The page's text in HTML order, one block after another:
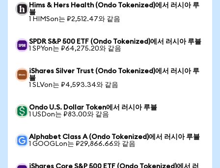
Hims & Hers Health (Ondo Tokenized)에서 러시아 루
블
1 HIMSon는 ₽2,512.47와 같음
SPDR S&P 500 ETF (Ondo Tokenized)에서 러시아 루블
1 SPYon는 ₽64,275.20와 같음
iShares Silver Trust (Ondo Tokenized)에서 러시아 루
블
1 SLVon는 ₽4,593.34와 같음
Ondo U.S. Dollar Token에서 러시아 루블
1 USDon는 ₽83.00와 같음
Alphabet Class A (Ondo Tokenized)에서 러시아 루블
1 GOOGLon는 ₽29,866.66와 같음
iShares Core S&P 500 ETF (Ondo Tokenized)에서 러